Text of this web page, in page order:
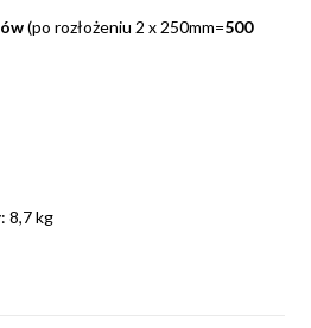
(po rozłożeniu 2 x 250mm=500
8,7 kg